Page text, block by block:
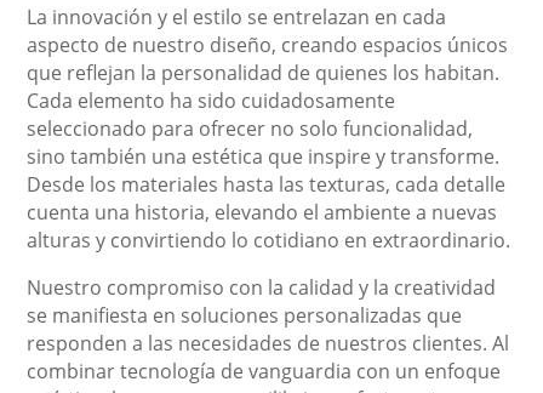
La innovación y el estilo se entrelazan en cada
aspecto de nuestro diseño, creando espacios únicos
que reflejan la personalidad de quienes los habitan.
Cada elemento ha sido cuidadosamente
seleccionado para ofrecer no solo funcionalidad,
sino también una estética que inspire y transforme.
Desde los materiales hasta las texturas, cada detalle
cuenta una historia, elevando el ambiente a nuevas
alturas y convirtiendo lo cotidiano en extraordinario.
Nuestro compromiso con la calidad y la creatividad
se manifiesta en soluciones personalizadas que
responden a las necesidades de nuestros clientes. Al
combinar tecnología de vanguardia con un enfoque